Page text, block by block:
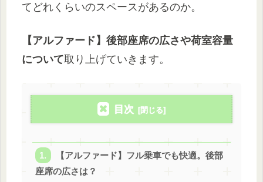
てどれくらいのスペースがあるのか。
【アルファード】後部座席の広さや荷室容量
について取り上げていきます。
目次
【アルファード】フル乗車でも快適。後部
座席の広さは？